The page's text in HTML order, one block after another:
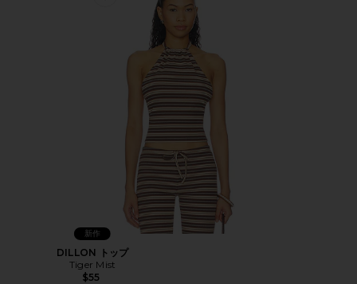
Favorite DILLON トップ
新作
DILLON トップ
Tiger Mist
$55